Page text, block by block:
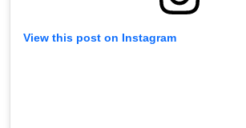
View this post on Instagram